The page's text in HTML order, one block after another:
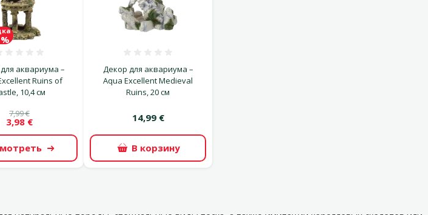
аквариума –
Ruins of
10,4 см
7,99 €
3,98 €
Декор для аквариума –
Aqua Excellent Medieval
Ruins, 20 см
14,99 €
В корзину